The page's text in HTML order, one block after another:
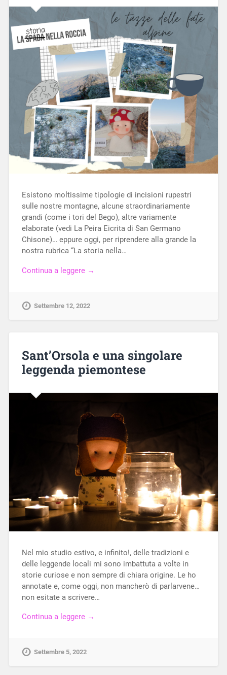
Esistono moltissime tipologie di incisioni rupestri
sulle nostre montagne, alcune straordinariamente
grandi (come i tori del Bego), altre variamente
elaborate (vedi La Peira Eicrita di San Germano
Chisone)… eppure oggi, per riprendere alla grande la
nostra rubrica “La storia nella…
Continua a leggere →
Settembre 12, 2022
Sant’Orsola e una singolare
leggenda piemontese
Nel mio studio estivo, e infinito!, delle tradizioni e
delle leggende locali mi sono imbattuta a volte in
storie curiose e non sempre di chiara origine. Le ho
annotate e, come oggi, non mancherò di parlarvene…
non esitate a scrivere…
Continua a leggere →
Settembre 5, 2022